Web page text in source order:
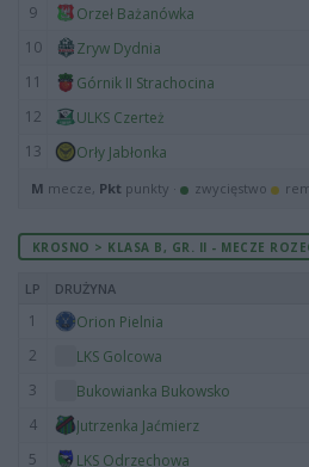
9
Orzeł Bażanówka
10
Zryw Dydnia
11
Górnik II Strachocina
12
ULKS Czerteż
13
Orły Jabłonka
M mecze, Pkt punkty · zwycięstwo
KROSNO > KLASA B, GR. II - MECZE
LP DRUŻYNA
1 Orion Pielnia
2
LKS Golcowa
3
Bukowianka Bukowsko
4
Jutrzenka Jaćmierz
5
LKS Odrzechowa